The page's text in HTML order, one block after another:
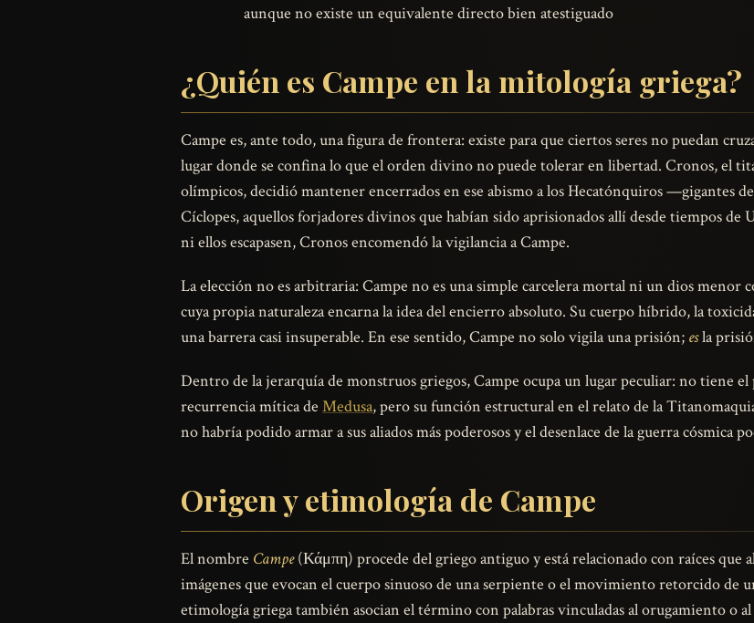
aunque no existe un equivalente directo bien atestiguado
¿Quién es Campe en la mitología griega?
Campe es, ante todo, una figura de frontera: existe para que ciertos seres no puedan
lugar donde se confina lo que el orden divino no puede tolerar en libertad. Cronos, el
olímpicos, decidió mantener encerrados en ese abismo a los Hecatónquiros —gigantes
Cíclopes, aquellos forjadores divinos que habían sido aprisionados allí desde tiempos de
ni ellos escapasen, Cronos encomendó la vigilancia a Campe.
La elección no es arbitraria: Campe no es una simple carcelera mortal ni un dios menor
cuya propia naturaleza encarna la idea del encierro absoluto. Su cuerpo híbrido, la
una barrera casi insuperable. En ese sentido, Campe no solo vigila una prisión; esla
Dentro de la jerarquía de monstruos griegos, Campe ocupa un lugar peculiar: no tiene
recurrencia mítica de Medusa, pero su función estructural en el relato de la
no habría podido armar a sus aliados más poderosos y el desenlace de la guerra cósmica
Origen y etimología de Campe
El nombre Campe(Κάμπη) procede del griego antiguo y está relacionado con raíces que
imágenes que evocan el cuerpo sinuoso de una serpiente o el movimiento retorcido de
etimología griega también asocian el término con palabras vinculadas al orugamiento o